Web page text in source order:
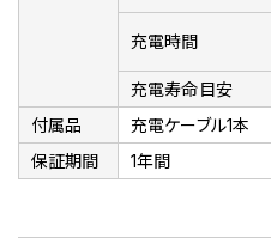
充電時間
充電寿命目安
付属品
充電ケーブル1本
保証期間
1年間